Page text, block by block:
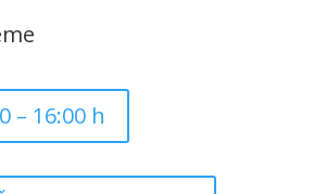
– 16:00 h